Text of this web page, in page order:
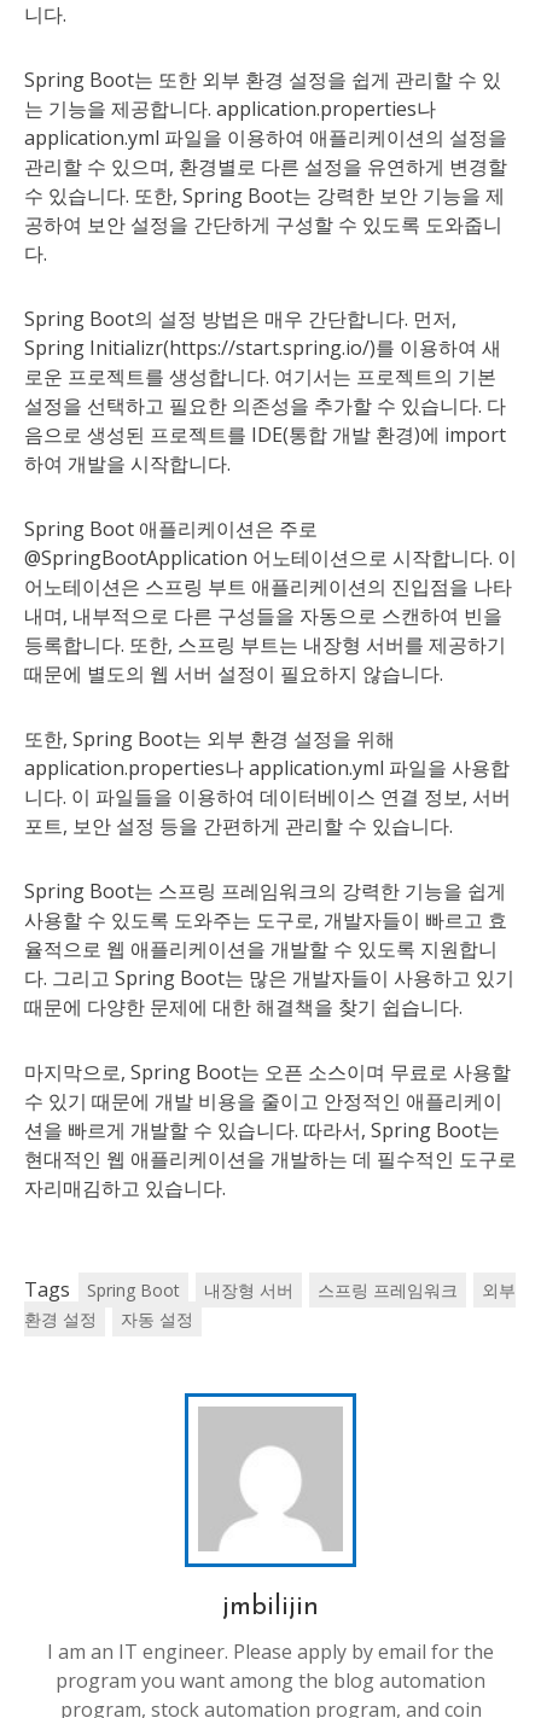
니다.
Spring Boot는 또한 외부 환경 설정을 쉽게 관리할 수 있
는 기능을 제공합니다. application.properties나
application.yml 파일을 이용하여 애플리케이션의 설정을
관리할 수 있으며, 환경별로 다른 설정을 유연하게 변경할
수 있습니다. 또한, Spring Boot는 강력한 보안 기능을 제
공하여 보안 설정을 간단하게 구성할 수 있도록 도와줍니
다.
Spring Boot의 설정 방법은 매우 간단합니다. 먼저,
Spring Initializr(https://start.spring.io/)를 이용하여 새
로운 프로젝트를 생성합니다. 여기서는 프로젝트의 기본
설정을 선택하고 필요한 의존성을 추가할 수 있습니다. 다
음으로 생성된 프로젝트를 IDE(통합 개발 환경)에 import
하여 개발을 시작합니다.
Spring Boot 애플리케이션은 주로
@SpringBootApplication 어노테이션으로 시작합니다. 이
어노테이션은 스프링 부트 애플리케이션의 진입점을 나타
내며, 내부적으로 다른 구성들을 자동으로 스캔하여 빈을
등록합니다. 또한, 스프링 부트는 내장형 서버를 제공하기
때문에 별도의 웹 서버 설정이 필요하지 않습니다.
또한, Spring Boot는 외부 환경 설정을 위해
application.properties나 application.yml 파일을 사용합
니다. 이 파일들을 이용하여 데이터베이스 연결 정보, 서버
포트, 보안 설정 등을 간편하게 관리할 수 있습니다.
Spring Boot는 스프링 프레임워크의 강력한 기능을 쉽게
사용할 수 있도록 도와주는 도구로, 개발자들이 빠르고 효
율적으로 웹 애플리케이션을 개발할 수 있도록 지원합니
다. 그리고 Spring Boot는 많은 개발자들이 사용하고 있기
때문에 다양한 문제에 대한 해결책을 찾기 쉽습니다.
마지막으로, Spring Boot는 오픈 소스이며 무료로 사용할
수 있기 때문에 개발 비용을 줄이고 안정적인 애플리케이
션을 빠르게 개발할 수 있습니다. 따라서, Spring Boot는
현대적인 웹 애플리케이션을 개발하는 데 필수적인 도구로
자리매김하고 있습니다.
Tags Spring Boot 내장형 서버 스프링 프레임워크
외부
환경 설정
자동 설정
jmbilijin
I am an IT engineer. Please apply by email for the
program you want among the blog automation
program, stock automation program, and coin